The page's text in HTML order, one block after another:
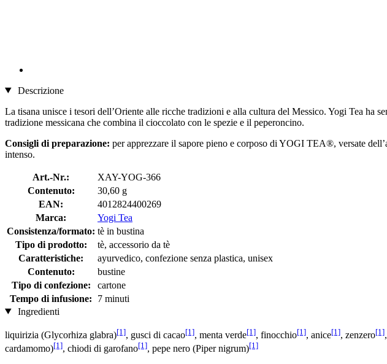
Descrizione
La tisana unisce i tesori dell’Oriente alle ricche tradizioni e alla cultura del Messico. Yogi Tea ha
tradizione messicana che combina il cioccolato con le spezie e il peperoncino.
Consigli di preparazione: per apprezzare il sapore pieno e corposo di YOGI TEA®, versate
intenso.
Art.-Nr.:
XAY-YOG-366
Contenuto:
30,60 g
EAN:
4012824400269
Marca:
Yogi Tea
Consistenza/formato: tè in bustina
Tipo di prodotto:
tè, accessorio da tè
Caratteristiche:
ayurvedico, confezione senza plastica, unisex
Contenuto:
bustine
Tipo di confezione:
cartone
Tempo di infusione:
7 minuti
Ingredienti
liquirizia (Glycorhiza glabra)[1], gusci di cacao[1], menta verde[1], finocchio[1], anice[1], zenzero[1]
cardamomo)[1], chiodi di garofano[1], pepe nero (Piper nigrum)[1]